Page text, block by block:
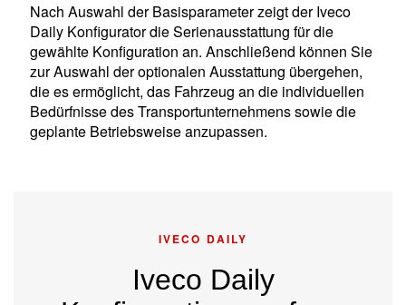
Nach Auswahl der Basisparameter zeigt der Iveco
Daily Konfigurator die Serienausstattung für die
gewählte Konfiguration an. Anschließend können Sie
zur Auswahl der optionalen Ausstattung übergehen,
die es ermöglicht, das Fahrzeug an die individuellen
Bedürfnisse des Transportunternehmens sowie die
geplante Betriebsweise anzupassen.
IVECO DAILY
Iveco Daily